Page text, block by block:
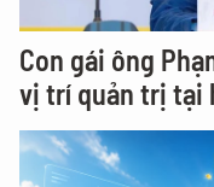
Con gái ông
vị trí quản trị tại